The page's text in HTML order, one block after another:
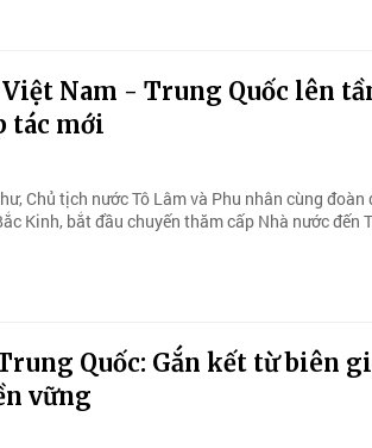
Việt Nam - Trung Quốc lên
tác mới
Chủ tịch nước Tô Lâm và Phu nhân cùng
Kinh, bắt đầu chuyến thăm cấp Nhà nước đến
Quốc: Gắn kết từ biên
vững